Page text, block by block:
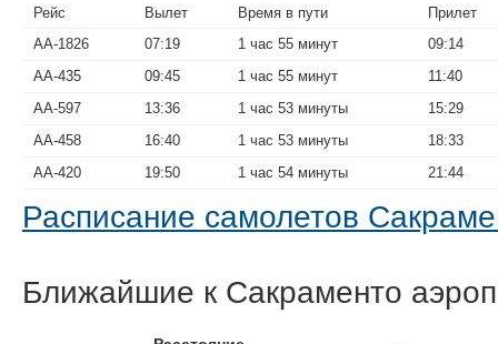
Рейс Вылет Время в пути
Прилет
AA-1826
07:19 1 час 55 минут
09:14
AA-435
09:45 1 час 55 минут
11:40
AA-597
13:36 1 час 53 минуты
15:29
AA-458
16:40 1 час 53 минуты
18:33
AA-420
19:50 1 час 54 минуты 21:44
Расписание самолетов
Ближайшие к Сакраменто